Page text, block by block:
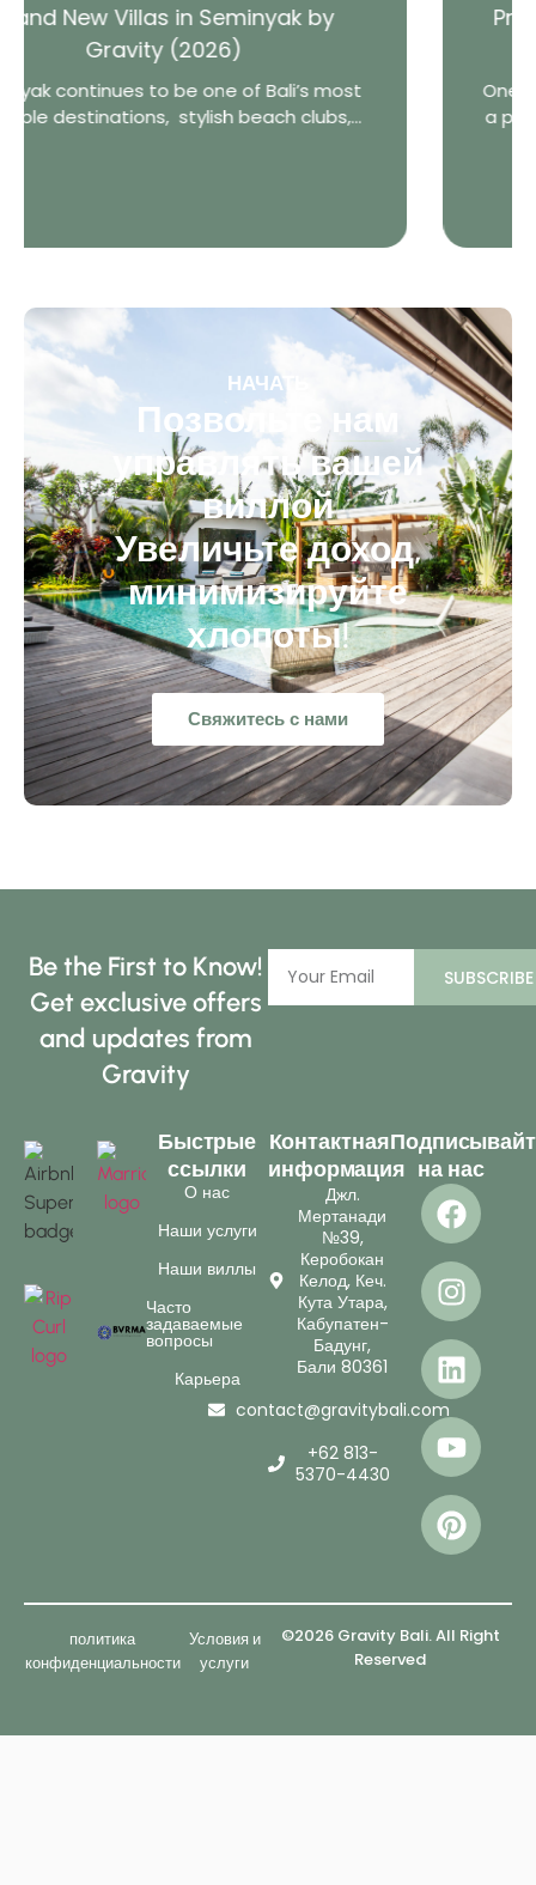
Private Chef vs Restaurant: What Do
Bali Villa Guests Really Prefer?
One of the greatest advantages of staying
a private villa in Bali is the freedom to
НАЧАТЬ
Позвольте нам
управлять вашей
виллой
Увеличьте доход,
минимизируйте
хлопоты!
Свяжитесь с нами
Be the First to Know!
Get exclusive offers
and updates from
Gravity
SUBSCRIBE
Быстрые
ссылки
О нас
Наши услуги
Наши виллы
Часто
задаваемые
вопросы
Карьера
Контактная
информация
Джл.
Мертанади
№39,
Керобокан
Келод, Кеч.
Кута Утара,
Кабупатен-
Бадунг,
Бали 80361
contact@gravitybali.com
+62 813-
5370-4430
на нас
©2026 Gravity Bali. All Right
Reserved
политика
конфиденциальности
Условия и
услуги